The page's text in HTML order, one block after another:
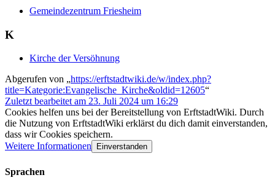
Gemeindezentrum Friesheim
K
Kirche der Versöhnung
Abgerufen von „https://erftstadtwiki.de/w/index.php?
title=Kategorie:Evangelische_Kirche&oldid=12605“
Zuletzt bearbeitet am 23. Juli 2024 um 16:29
Cookies helfen uns bei der Bereitstellung von ErftstadtWiki. Durch
die Nutzung von ErftstadtWiki erklärst du dich damit einverstanden,
dass wir Cookies speichern.
Weitere Informationen
Einverstanden
Sprachen